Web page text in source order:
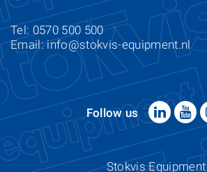
Tel: 0570 500 500
Email:info@stokvis-equipment.nl
Follow us
Stokvis Equipment